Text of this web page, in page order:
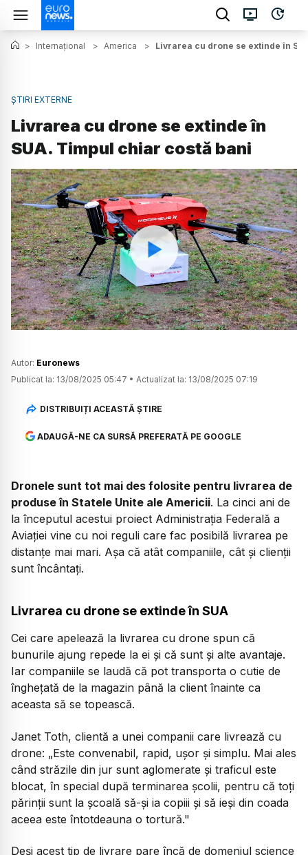
> Internațional > America > Livrarea cu drone se extinde în
ȘTIRI EXTERNE
Livrarea cu drone se extinde în
SUA. Timpul chiar costă bani
Watch
Autor: Euronews
Publicat la: 13/08/2025 05:47 • Actualizat la: 13/08/2025 07:19
DISTRIBUIȚI ACEASTĂ ȘTIRE
ADAUGĂ-NE CA SURSĂ PREFERATĂ PE GOOGLE
Dronele sunt tot mai des folosite pentru livrarea de
produse în Statele Unite ale Americii. La cinci ani de
la începutul acestui proiect Administrația Federală a
Aviației vine cu noi reguli care fac posibilă livrarea pe
distanțe mai mari. Așa că atât companiile, cât și clienții
sunt încântați.
Livrarea cu drone se extinde în SUA
Cei care apelează la livrarea cu drone spun că
bunurile ajung repede la ei și că sunt și alte avantaje.
Iar companiile se laudă că pot transporta o cutie de
înghețată de la magazin până la client înainte ca
aceasta să se topească.
Janet Toth, clientă a unei companii care livrează cu
drone: „Este convenabil, rapid, ușor și simplu. Mai ales
când străzile din jur sunt aglomerate și traficul este
blocat, în special după terminarea școlii, pentru că toți
părinții sunt la școală să-și ia copiii și să ieși din coada
aceea este întotdeauna o tortură."
Deși acest tip de livrare pare încă de domeniul science